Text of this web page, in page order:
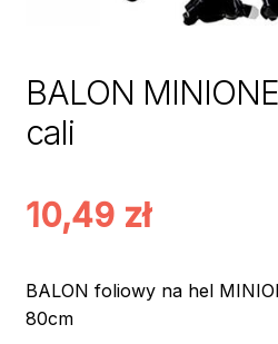
BALON
cali
10,49 zł
BALON foliowy na hel
80cm